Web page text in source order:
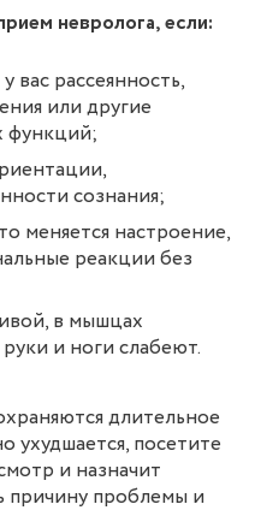
невролога, если:
вас рассеянность,
или другие
функций;
сознания;
меняется настроение,
реакции без
в мышцах
и ноги слабеют.
длительное
ухудшается, посетите
и назначит
причину проблемы и